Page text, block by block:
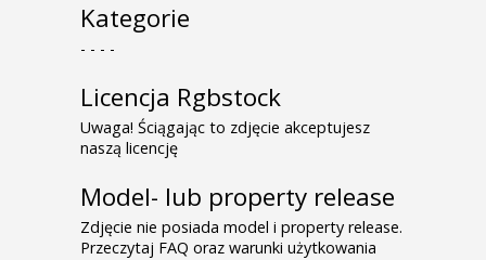
Kategorie
- - - -
Licencja Rgbstock
Uwaga! Ściągając to zdjęcie akceptujesz
naszą licencję
Model- lub property release
Zdjęcie nie posiada model i property release.
Przeczytaj FAQ oraz warunki użytkowania